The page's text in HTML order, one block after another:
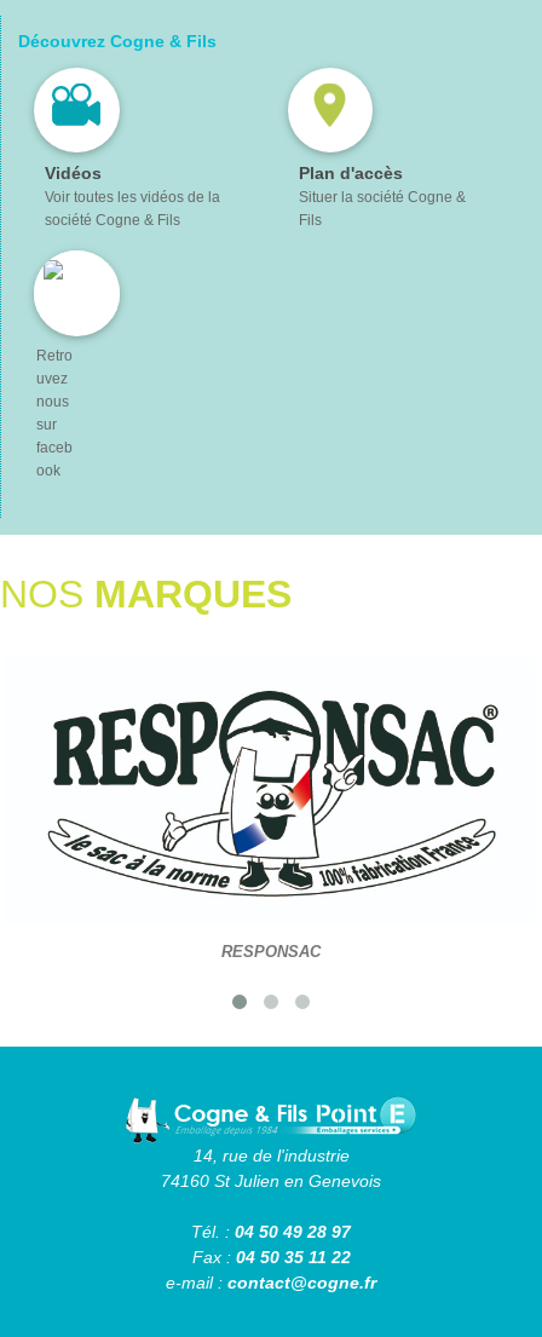
Découvrez Cogne & Fils
Vidéos
Voir toutes les vidéos de la
société Cogne & Fils
Plan d'accès
Situer la société Cogne &
Fils
Retro
uvez
nous
sur
faceb
ook
NOS MARQUES
14, rue de l'industrie
74160 St Julien en Genevois
Tél. : 04 50 49 28 97
Fax : 04 50 35 11 22
e-mail : contact@cogne.fr